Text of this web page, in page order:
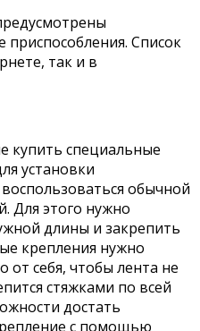
Список
так и в
купить специальные
установки
обычной
Для этого нужно
длины и закрепить
крепления нужно
от себя, чтобы лента не
стяжками по всей
достать
с помощью